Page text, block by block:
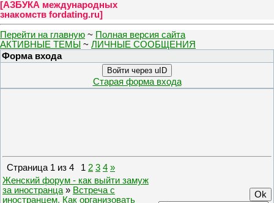
[АЗБУКА международных
знакомств fordating.ru]
Перейти на главную ~ Полная версия сайта
АКТИВНЫЕ ТЕМЫ ~ ЛИЧНЫЕ СООБЩЕНИЯ
Форма входа
Войти через uID
Старая форма входа
Страница 1 из 4 1 2 3 4 »
Женский форум - как выйти замуж
за иностранца » Встреча с
иностранцем. Как организовать